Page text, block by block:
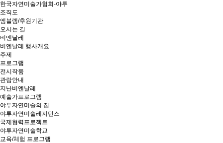
한국자연미술가협회-야투
조직도
엠블렘/후원기관
오시는 길
비엔날레
비엔날레 행사개요
주제
프로그램
전시작품
관람안내
지난비엔날레
예술가프로그램
야투자연미술의 집
야투자연미술레지던스
국제협력프로젝트
야투자연미술학교
교육/체험 프로그램